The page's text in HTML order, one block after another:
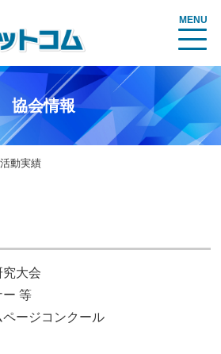
MENU
協会情報
活動実績
大会
ー 等
ージコンクール